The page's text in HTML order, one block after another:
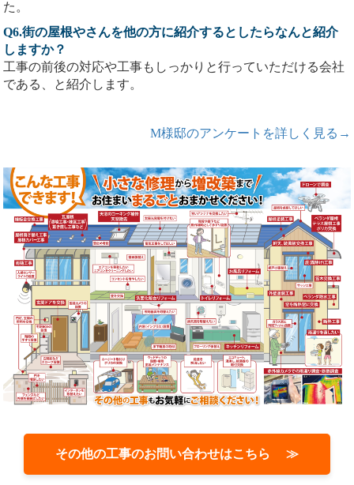
た。
Q6.街の屋根やさんを他の方に紹介するとしたらなんと紹介
しますか？
工事の前後の対応や工事もしっかりと行っていただける会社
である、と紹介します。
M様邸のアンケートを詳しく見る→
その他の工事のお問い合わせはこちら ≫